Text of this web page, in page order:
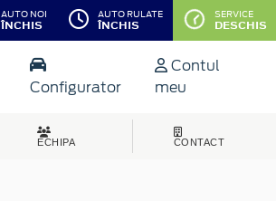
AUTO NOI
ÎNCHIS
AUTO RULATE
ÎNCHIS
SERVICE
DESCHIS
Configurator
Contul
meu
ECHIPA CONTACT